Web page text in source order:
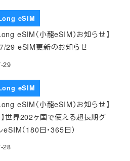
eSIM
eSIM（小龍eSIM）お知らせ】
29 eSIM更新のお知らせ
29
eSIM
eSIM（小龍eSIM）お知らせ】
】世界202ヶ国で使える超長期グ
（180日・365日）
28